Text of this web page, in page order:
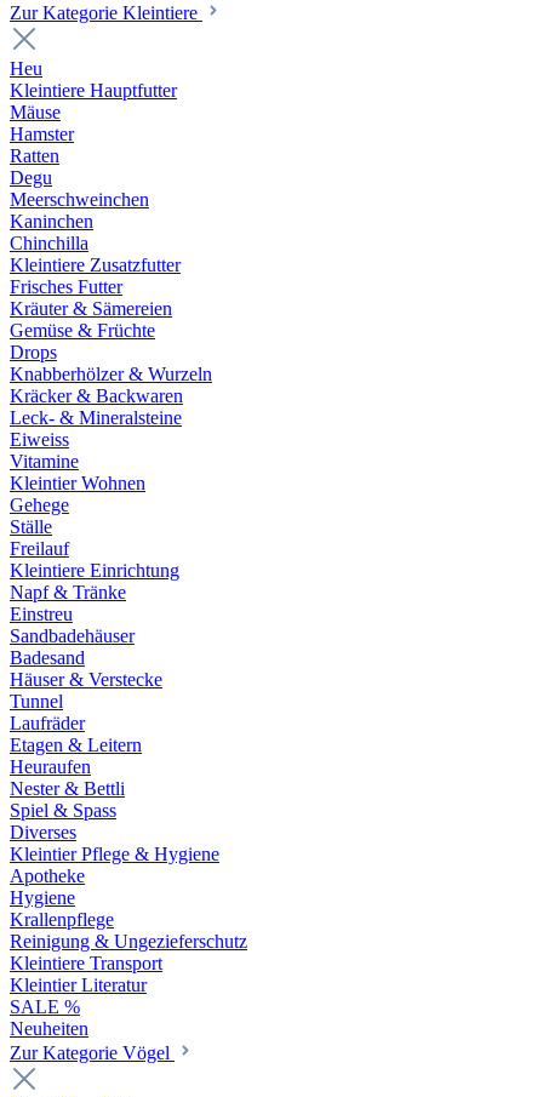
Zur Kategorie Kleintiere
Heu
Kleintiere Hauptfutter
Mäuse
Hamster
Ratten
Degu
Meerschweinchen
Kaninchen
Chinchilla
Kleintiere Zusatzfutter
Frisches Futter
Kräuter & Sämereien
Gemüse & Früchte
Drops
Knabberhölzer & Wurzeln
Kräcker & Backwaren
Leck- & Mineralsteine
Eiweiss
Vitamine
Kleintier Wohnen
Gehege
Ställe
Freilauf
Kleintiere Einrichtung
Napf & Tränke
Einstreu
Sandbadehäuser
Badesand
Häuser & Verstecke
Tunnel
Laufräder
Etagen & Leitern
Heuraufen
Nester & Bettli
Spiel & Spass
Diverses
Kleintier Pflege & Hygiene
Apotheke
Hygiene
Krallenpflege
Reinigung & Ungezieferschutz
Kleintiere Transport
Kleintier Literatur
SALE %
Neuheiten
Zur Kategorie Vögel